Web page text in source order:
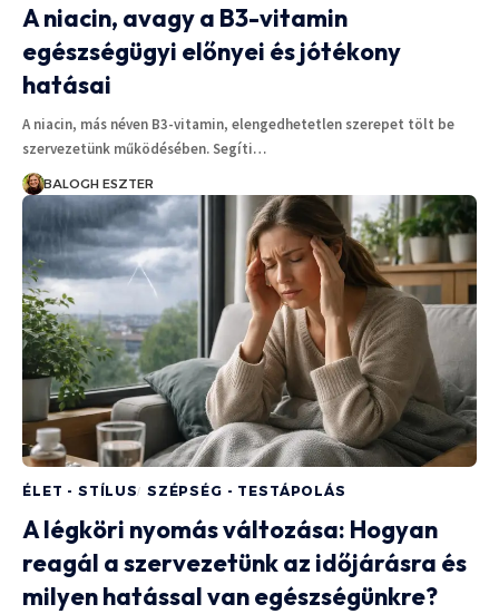
A niacin, avagy a B3-vitamin
egészségügyi előnyei és jótékony
hatásai
A niacin, más néven B3-vitamin, elengedhetetlen szerepet tölt be
szervezetünk működésében. Segíti…
BALOGH ESZTER
ÉLET - STÍLUS SZÉPSÉG - TESTÁPOLÁS
A légköri nyomás változása: Hogyan
reagál a szervezetünk az időjárásra és
milyen hatással van egészségünkre?